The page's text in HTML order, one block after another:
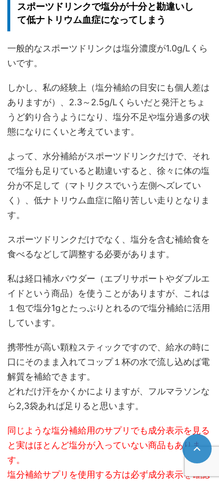
スポーツドリンクで塩分が十分と勘違いし
て低ナトリウム血症になってしまう
一般的なスポーツドリンクは塩分濃度が1.0g/Lくら
いです。
しかし、私の経験上（塩分補給の目安にも個人差は
ありますが）、2.3～2.5g/Lくらいだと発汗とちょ
うど釣り合うようになり、塩分不足や塩分過多の状
態になりにくいと考えています。
よって、水分補給がスポーツドリンクだけで、それ
で塩分も足りていると勘違いすると、徐々に体の塩
分が不足して（マトリクスでいう左側へズレてい
く）、低ナトリウム血症に陥り苦しい走りとなりま
す。
スポーツドリンクだけでなく、塩分を含む補給食を
食べるなどして調整する必要があります。
私は経口補水パウダー（エブリサポートやダブルエ
イドという商品）を使うことがありますが、これは
１包で塩分1gとたっぷりとれるので塩分補給に活用
しています。
携帯性が高い顆粒スティックですので、給水の時に
口にそのまま入れてコップ１杯の水で流し込めば電
解質を補給できます。
どれだけ汗をかくかによりますが、フルマラソンな
ら2,3袋あれば足りると思います。
同じような塩分補給用のサプリでも成分表示を見る
と実はほとんど塩分が入っていない商品もありま
す。
塩分補給サプリを使用する方は必ず成分表示を確認